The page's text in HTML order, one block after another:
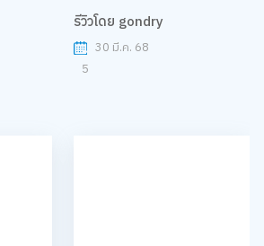
รีวิวโดย gondry
30 มี.ค. 68